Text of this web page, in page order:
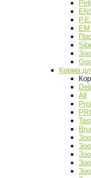
ЕМ
Корма
All